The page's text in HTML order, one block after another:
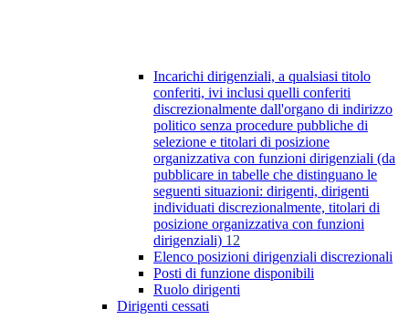
Incarichi dirigenziali, a qualsiasi titolo
conferiti, ivi inclusi quelli conferiti
discrezionalmente dall'organo di indirizzo
politico senza procedure pubbliche di
selezione e titolari di posizione
organizzativa con funzioni dirigenziali (da
pubblicare in tabelle che distinguano le
seguenti situazioni: dirigenti, dirigenti
individuati discrezionalmente, titolari di
posizione organizzativa con funzioni
dirigenziali) 12
Elenco posizioni dirigenziali discrezionali
Posti di funzione disponibili
Ruolo dirigenti
Dirigenti cessati